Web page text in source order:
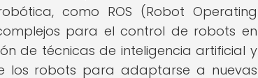
como ROS (Robot Operating
para el control de robots en
de técnicas de inteligencia artificial y
los robots para adaptarse a nuevas